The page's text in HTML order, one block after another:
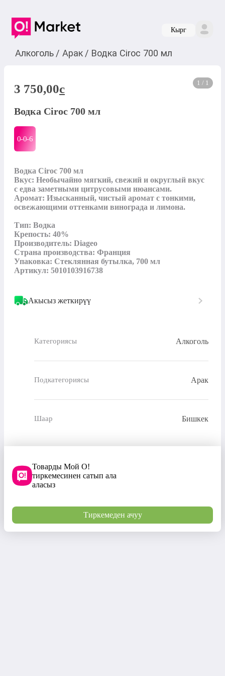
Кырг
Алкоголь / Арак / Водка Ciroc 700 мл
1 / 1
3 750,00c
Водка Ciroc 700 мл
0-0-6
Водка Ciroc 700 мл
Вкус: Необычайно мягкий, свежий и округлый вкус
с едва заметными цитрусовыми нюансами.
Аромат: Изысканный, чистый аромат с тонкими,
освежающими оттенками винограда и лимона.
Тип: Водка
Крепость: 40%
Производитель: Diageo
Страна производства: Франция
Упаковка: Стеклянная бутылка, 700 мл
Артикул: 5010103916738
Акысыз жеткирүү
Категориясы Алкоголь
Подкатегориясы Арак
Шаар Бишкек
Товарды Мой О!
тиркемесинен сатып ала
аласыз
Тиркемеден ачуу